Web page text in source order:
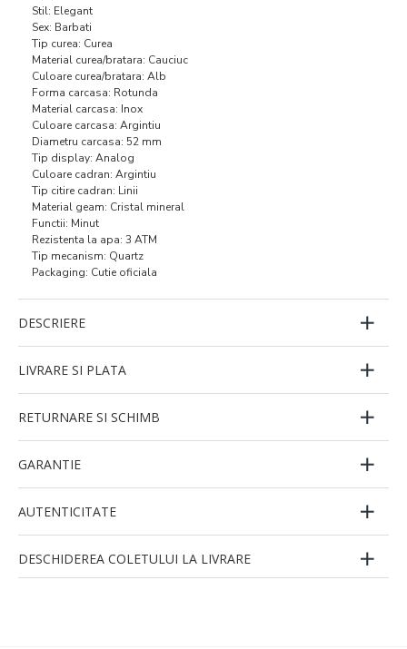
Stil: Elegant
Sex: Barbati
Tip curea: Curea
Material curea/bratara: Cauciuc
Culoare curea/bratara: Alb
Forma carcasa: Rotunda
Material carcasa: Inox
Culoare carcasa: Argintiu
Diametru carcasa: 52 mm
Tip display: Analog
Culoare cadran: Argintiu
Tip citire cadran: Linii
Material geam: Cristal mineral
Functii: Minut
Rezistenta la apa: 3 ATM
Tip mecanism: Quartz
Packaging: Cutie oficiala
DESCRIERE
LIVRARE SI PLATA
RETURNARE SI SCHIMB
GARANTIE
AUTENTICITATE
DESCHIDEREA COLETULUI LA LIVRARE